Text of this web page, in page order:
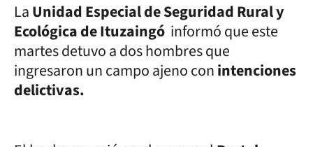
LaUnidad Especial de Seguridad Rural y
Ecológica de Ituzaingó informó que este
martes detuvo a dos hombres que
ingresaron un campo ajeno conintenciones
delictivas.